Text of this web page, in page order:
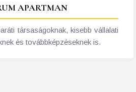
APARTMAN
társaságoknak, kisebb vállalati
és továbbképzéseknek is.